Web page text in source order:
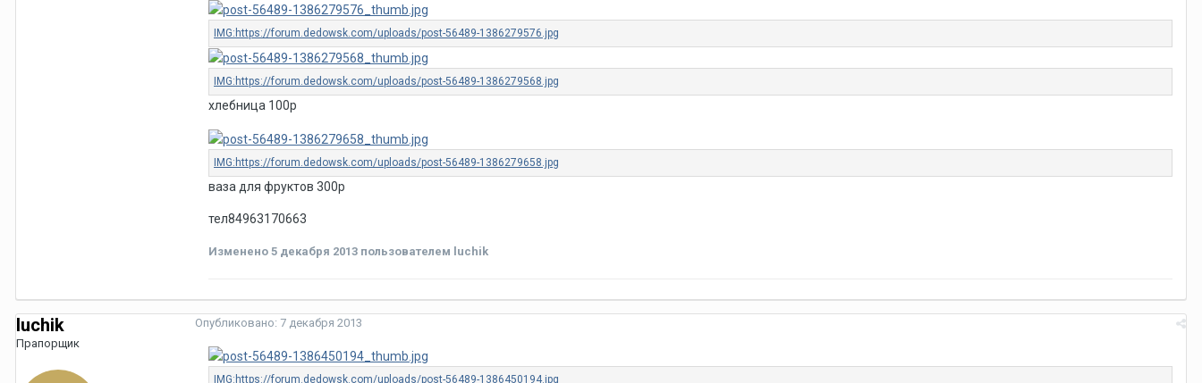
хлебница 100р
ваза для фруктов 300р
тел84963170663
Изменено 5 декабря 2013 пользователем luchik
luchik
Прапорщик
Опубликовано: 7 декабря 2013